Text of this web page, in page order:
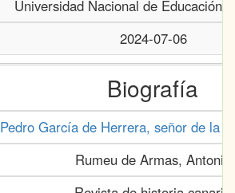
Universidad Nacional de Educación
2024-07-06
Biografía
Pedro García de Herrera, señor de la
Rumeu de Armas, Antonio